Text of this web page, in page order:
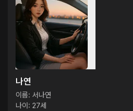
나연
이름: 서나연
나이: 27세